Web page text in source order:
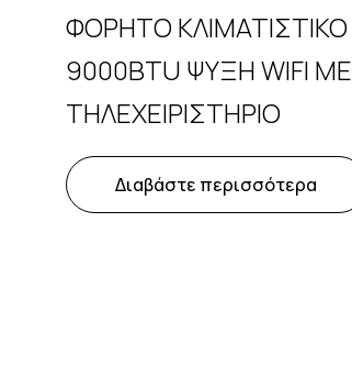
ΦΟΡΗΤΟ ΚΛΙΜΑΤΙΣΤΙΚΟ
9000BTU ΨΥΞΗ WIFI ΜΕ
ΤΗΛΕΧΕΙΡΙΣΤΗΡΙΟ
Διαβάστε περισσότερα